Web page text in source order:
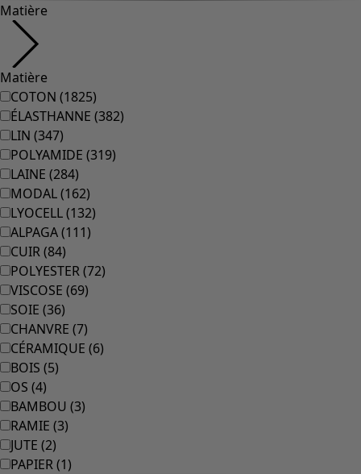
Matière
Matière
COTON (1825)
ÉLASTHANNE (382)
LIN (347)
POLYAMIDE (319)
LAINE (284)
MODAL(162)
LYOCELL(132)
ALPAGA(111)
CUIR(84)
POLYESTER(72)
VISCOSE (69)
SOIE (36)
CHANVRE (7)
CÉRAMIQUE (6)
BOIS (5)
OS (4)
BAMBOU (3)
RAMIE (3)
JUTE (2)
PAPIER(1)